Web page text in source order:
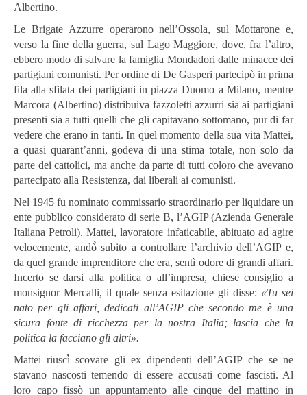
Albertino.
Le Brigate Azzurre operarono nell’Ossola, sul Mottarone e,
verso la fine della guerra, sul Lago Maggiore, dove, fra l’altro,
ebbero modo di salvare la famiglia Mondadori dalle minacce dei
partigiani comunisti. Per ordine di De Gasperi partecipò in prima
fila alla sfilata dei partigiani in piazza Duomo a Milano, mentre
Marcora (Albertino) distribuiva fazzoletti azzurri sia ai partigiani
presenti sia a tutti quelli che gli capitavano sottomano, pur di far
vedere che erano in tanti. In quel momento della sua vita Mattei,
a quasi quarant’anni, godeva di una stima totale, non solo da
parte dei cattolici, ma anche da parte di tutti coloro che avevano
partecipato alla Resistenza, dai liberali ai comunisti.
Nel 1945 fu nominato commissario straordinario per liquidare un
ente pubblico considerato di serie B, l’AGIP (Azienda Generale
Italiana Petroli). Mattei, lavoratore infaticabile, abituato ad agire
velocemente, andò̀ subito a controllare l’archivio dell’AGIP e,
da quel grande imprenditore che era, sentì odore di grandi affari.
Incerto se darsi alla politica o all’impresa, chiese consiglio a
monsignor Mercalli, il quale senza esitazione gli disse: «Tu sei
nato per gli affari, dedicati all’AGIP che secondo me è una
sicura fonte di ricchezza per la nostra Italia; lascia che la
politica la facciano gli altri».
Mattei riuscì̀ scovare gli ex dipendenti dell’AGIP che se ne
stavano nascosti temendo di essere accusati come fascisti. Al
loro capo fissò un appuntamento alle cinque del mattino in